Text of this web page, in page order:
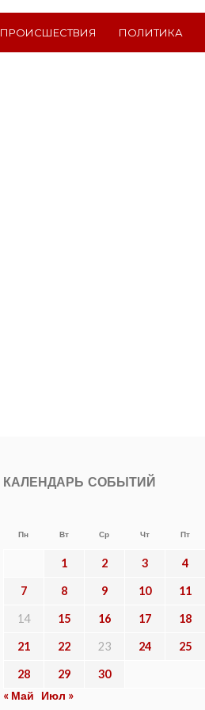
ПРОИСШЕСТВИЯ ПОЛИТИКА
КАЛЕНДАРЬ СОБЫТИЙ
Пн Вт Ср Чт Пт
1 2 3 4
7 8 9 10 11
14 15 16 17 18
21 22 23 24 25
28 29
30
« Май
Июл »